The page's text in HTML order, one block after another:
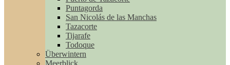
Puntagorda
San Nicolás de las Manchas
Tazacorte
Tijarafe
Todoque
Überwintern
Meerblick